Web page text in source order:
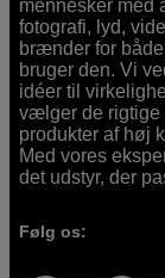
mennesker med
fotografi, lyd,
brænder for
bruger den. Vi
idéer til
vælger de rigtige
produkter af høj
Med vores
det udstyr, der
Følg os: